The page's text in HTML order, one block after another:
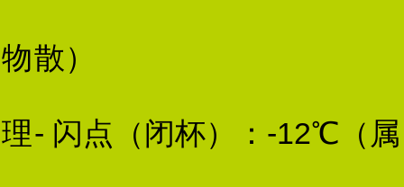
物
理
散）
- 闪点（闭杯）：-12℃（属